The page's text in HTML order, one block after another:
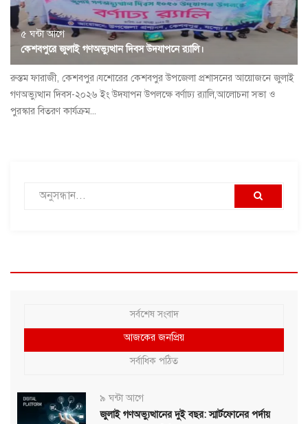
৫ ঘন্টা আগে
কেশবপুরে জুলাই গণঅভ্যুত্থান দিবস উদযাপনে র‍্যালি।
রুস্তম ফারাজী, কেশবপুর।যশোরের কেশবপুর উপজেলা প্রশাসনের আয়োজনে জুলাই
গণঅভ্যুত্থান দিবস-২০২৬ ইং উদযাপন উপলক্ষে বর্ণাঢ্য র‍্যালি,আলোচনা সভা ও
পুরস্কার বিতরণ কার্যক্রম...
সর্বশেষ সংবাদ
আজকের জনপ্রিয়
সর্বাধিক পঠিত
৯ ঘন্টা আগে
জুলাই গণঅভ্যুত্থানের দুই বছর: স্মার্টফোনের পর্দায়